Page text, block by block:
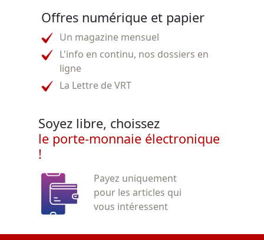
Offres numérique et papier
Un magazine mensuel
L'info en continu, nos dossiers en
ligne
La Lettre de VRT
Soyez libre, choissez
le porte-monnaie électronique
!
Payez uniquement
pour les articles qui
vous intéressent